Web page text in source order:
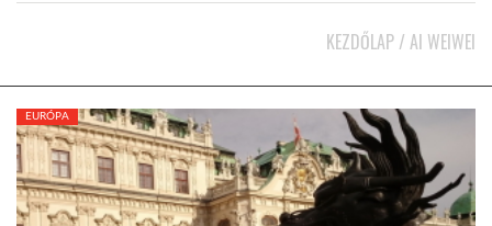
KÖZEL-KELET
KEZDŐLAP / AI WEIWEI
EURÓPA